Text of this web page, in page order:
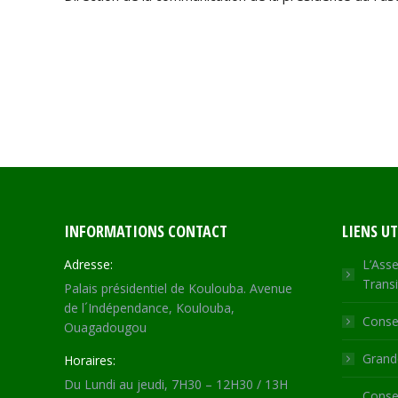
INFORMATIONS CONTACT
Adresse:
Palais présidentiel de Koulouba. Avenue
de l´Indépendance, Koulouba,
Ouagadougou
Horaires:
Du Lundi au jeudi, 7H30 – 12H30 / 13H
LIENS